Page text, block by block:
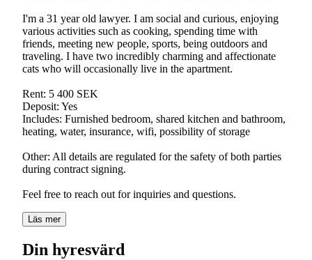
I'm a 31 year old lawyer. I am social and curious, enjoying
various activities such as cooking, spending time with
friends, meeting new people, sports, being outdoors and
traveling. I have two incredibly charming and affectionate
cats who will occasionally live in the apartment.
Rent: 5 400 SEK
Deposit: Yes
Includes: Furnished bedroom, shared kitchen and bathroom,
heating, water, insurance, wifi, possibility of storage
Other: All details are regulated for the safety of both parties
during contract signing.
Feel free to reach out for inquiries and questions.
Läs mer
Din hyresvärd